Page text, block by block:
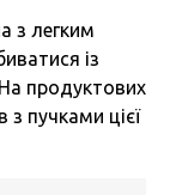
з легким
із
продуктових
пучками цієї